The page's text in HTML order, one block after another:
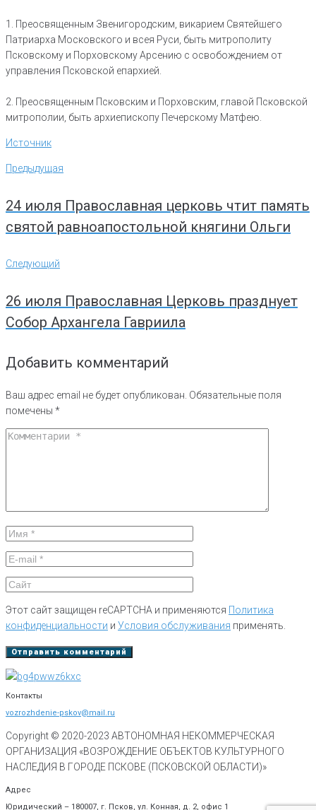
1. Преосвященным Звенигородским, викарием Святейшего
Патриарха Московского и всея Руси, быть митрополиту
Псковскому и Порховскому Арсению с освобождением от
управления Псковской епархией.
2. Преосвященным Псковским и Порховским, главой Псковской
митрополии, быть архиепископу Печерскому Матфею.
Источник
Навигация
по
Предыдущая
Предыдущая
24 июля Православная церковь чтит память
святой равноапостольной княгини Ольги
Следующий
Следующий
26 июля Православная Церковь празднует
Собор Архангела Гавриила
Добавить комментарий
Ваш адрес email не будет опубликован. Обязательные поля
помечены *
Этот сайт защищен reCAPTCHA и применяются Политика
конфиденциальности и Условия обслуживания применять.
Контакты
vozrozhdenie-pskov@mail.ru
Copyright © 2020-2023 АВТОНОМНАЯ НЕКОММЕРЧЕСКАЯ
ОРГАНИЗАЦИЯ «ВОЗРОЖДЕНИЕ ОБЪЕКТОВ КУЛЬТУРНОГО
НАСЛЕДИЯ В ГОРОДЕ ПСКОВЕ (ПСКОВСКОЙ ОБЛАСТИ)»
Адрес
Юридический – 180007, г. Псков, ул. Конная, д. 2, офис 1